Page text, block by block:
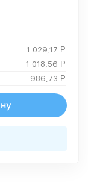
1 029,17 Р
1 018,56 Р
986,73 Р